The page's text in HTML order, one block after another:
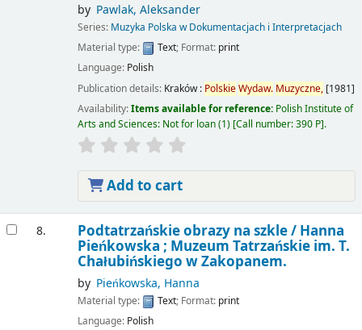
by Pawlak, Aleksander
Series: Muzyka Polska w Dokumentacjach i Interpretacjach
Material type:
Text; Format: print
Language: Polish
Publication details: Kraków : PolskieWydaw. Muzyczne, [1981]
Availability:Items available for reference: Polish Institute of
Arts and Sciences: Not for loan(1) Call number:390 P .
Add to cart
8. Podtatrzańskie obrazy na szkle / Hanna
Pieńkowska ; Muzeum Tatrzańskie im. T.
Chałubińskiego w Zakopanem.
by Pieńkowska, Hanna
Material type: Text; Format: print
Language: Polish